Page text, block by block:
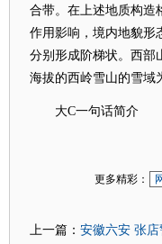
合带。在上述地质构造
作用影响，境内地貌形
分别形成阶梯状。西部
海拔的西岭雪山的雪域
大C一句话简介
更多精彩：
上一篇： 安徽六安 张